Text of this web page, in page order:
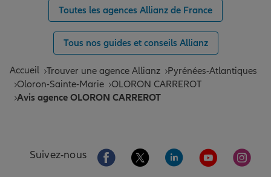
Toutes les agences Allianz de France
Tous nos guides et conseils Allianz
Accueil Trouver une agence Allianz
Pyrénées-Atlantiques
Oloron-Sainte-Marie OLORON CARREROT
Avis agence OLORON CARREROT
Suivez-nous Aller sur la page Facebook de Allianz
Aller sur la page Twitter de
Aller sur la page
Aller sur la
Aller